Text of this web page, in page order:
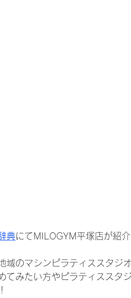
典にてMILOGYM平塚店が紹介
域のマシンピラティススタジ
てみたい方やピラティススタ